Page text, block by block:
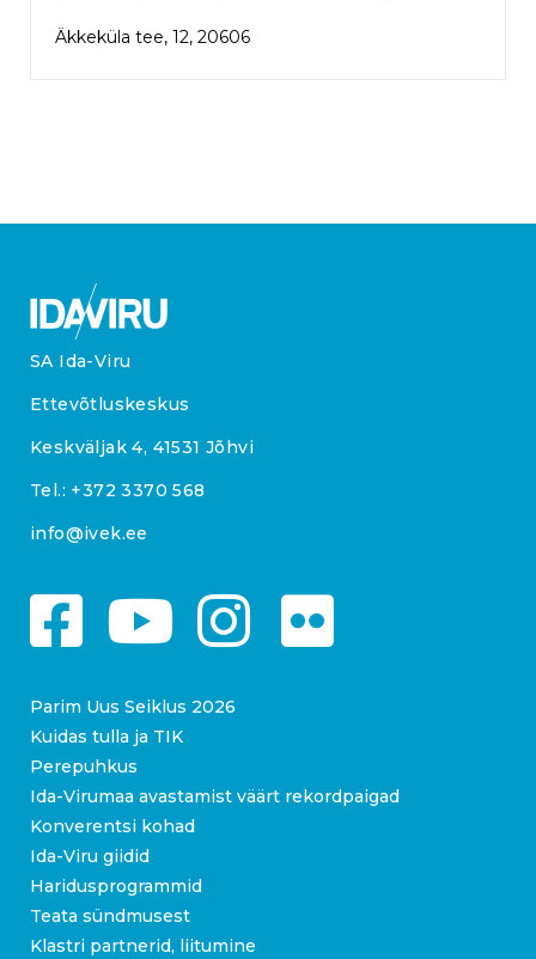
Äkkeküla tee, 12, 20606
SA Ida-Viru
Ettevõtluskeskus
Keskväljak 4, 41531 Jõhvi
Tel.: +372 3370 568
info@ivek.ee
Parim Uus Seiklus 2026
Kuidas tulla ja TIK
Perepuhkus
Ida-Virumaa avastamist väärt rekordpaigad
Konverentsi kohad
Ida-Viru giidid
Haridusprogrammid
Teata sündmusest
Klastri partnerid, liitumine